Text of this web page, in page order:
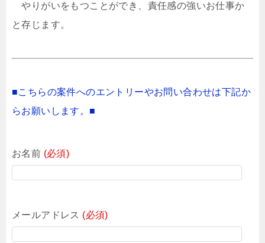
やりがいをもつことができ、責任感の強いお仕事か
と存じます。
■こちらの案件へのエントリーやお問い合わせは下記か
らお願いします。■
お名前 (必須)
メールアドレス (必須)